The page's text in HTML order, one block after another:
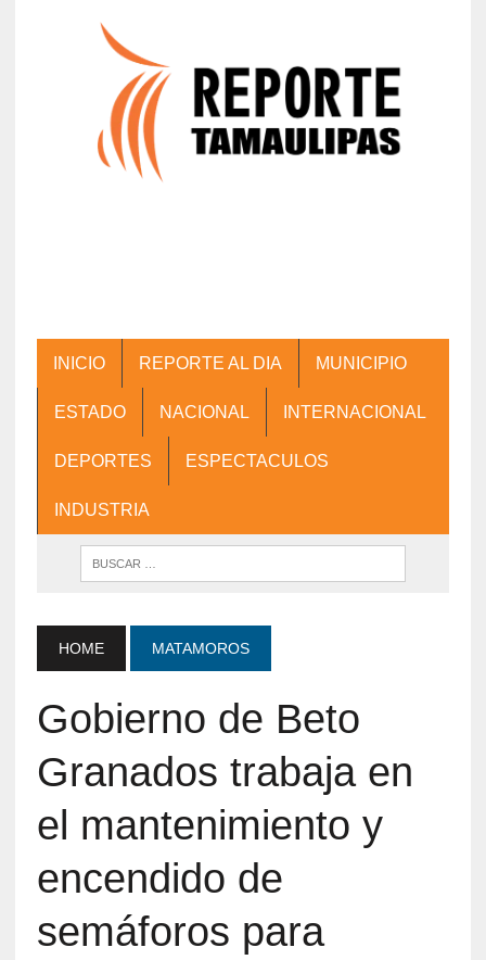
INICIO REPORTE AL DIA MUNICIPIO
ESTADO NACIONAL INTERNACIONAL
DEPORTES ESPECTACULOS
INDUSTRIA
HOME MATAMOROS
Gobierno de Beto
Granados trabaja en
el mantenimiento y
encendido de
semáforos para